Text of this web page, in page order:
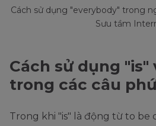
Cách sử dụng "everybody" trong
Sưu tầm
Cách sử dụng "is"
trong các câu
Trong khi "is" là động từ to be